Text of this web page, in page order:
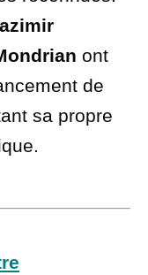
ont
de
sa propre